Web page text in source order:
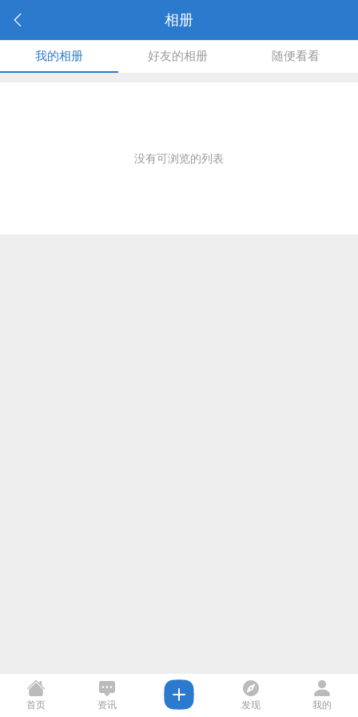
相册
我的相册 好友的相册 随便看看
没有可浏览的列表
首页 资讯 发现 我的